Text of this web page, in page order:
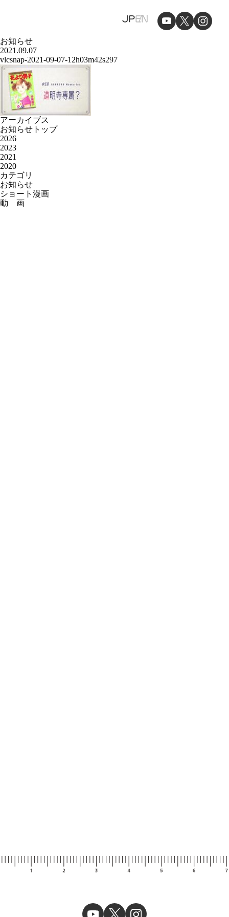
JPEN
お知らせ
2021.09.07
vlcsnap-2021-09-07-12h03m42s297
アーカイブス
お知らせトップ
2026
2023
2021
2020
カテゴリ
お知らせ
ショート漫画
動 画